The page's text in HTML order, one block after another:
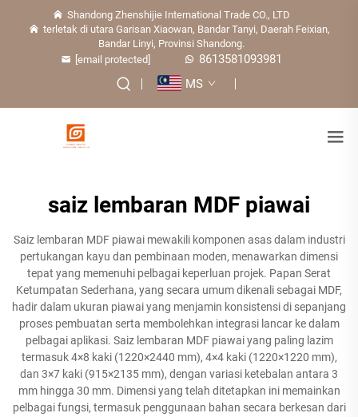
Shandong Zhenshijie International Trade CO., LTD
terletak di utara Garisan Xiaowan, Bandar Tanyi, Daerah Feixian,
Bandar Linyi, Provinsi Shandong.
[email protected]
8613581093981
MS
saiz lembaran MDF piawai
Saiz lembaran MDF piawai mewakili komponen asas dalam industri
pertukangan kayu dan pembinaan moden, menawarkan dimensi
tepat yang memenuhi pelbagai keperluan projek. Papan Serat
Ketumpatan Sederhana, yang secara umum dikenali sebagai MDF,
hadir dalam ukuran piawai yang menjamin konsistensi di sepanjang
proses pembuatan serta membolehkan integrasi lancar ke dalam
pelbagai aplikasi. Saiz lembaran MDF piawai yang paling lazim
termasuk 4×8 kaki (1220×2440 mm), 4×4 kaki (1220×1220 mm),
dan 3×7 kaki (915×2135 mm), dengan variasi ketebalan antara 3
mm hingga 30 mm. Dimensi yang telah ditetapkan ini memainkan
pelbagai fungsi, termasuk penggunaan bahan secara berkesan dari